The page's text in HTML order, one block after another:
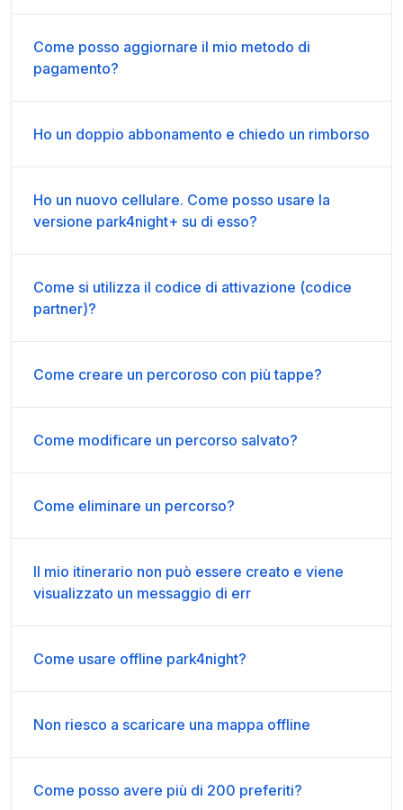
Come posso aggiornare il mio metodo di
pagamento?
Ho un doppio abbonamento e chiedo un rimborso
Ho un nuovo cellulare. Come posso usare la
versione park4night+ su di esso?
Come si utilizza il codice di attivazione (codice
partner)?
Come creare un percoroso con più tappe?
Come modificare un percorso salvato?
Come eliminare un percorso?
Il mio itinerario non può essere creato e viene
visualizzato un messaggio di err
Come usare offline park4night?
Non riesco a scaricare una mappa offline
Come posso avere più di 200 preferiti?